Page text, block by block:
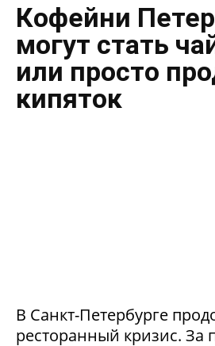
Кофейни
могут стать
или просто
кипяток
В Санкт-Петербурге
ресторанный кризис. За